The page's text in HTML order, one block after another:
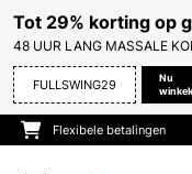
Tot 29% korting op
48 UUR LANG MASSALE
FULLSWING29
Nu
Flexibele betalingen